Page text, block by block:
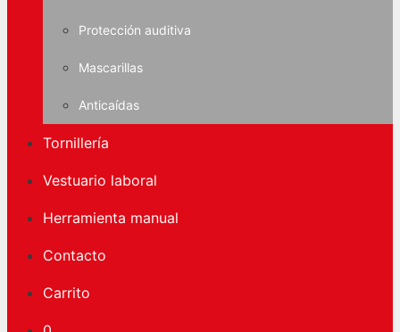
Protección auditiva
Mascarillas
Anticaídas
Tornillería
Vestuario laboral
Herramienta manual
Contacto
Carrito